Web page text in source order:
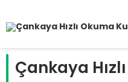
Çankaya